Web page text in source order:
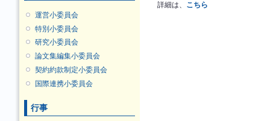
運営小委員会
特別小委員会
研究小委員会
論文集編集小委員会
契約約款制定小委員会
国際連携小委員会
行事
詳細は、 こちら